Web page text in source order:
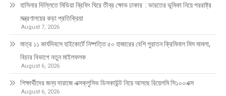
হাসিনার দিল্লিতে মিডিয়া ব্রিফিং ঘিরে তীব্র ক্ষোভ ঢাকার : ভারতের ভূমিকা নিয়ে পররাষ্ট্র
মন্ত্রণালয়ের কড়া প্রতিক্রিয়া
August 7, 2026
মাত্র ১১ কার্যদিবসে হাইকোর্টে নিষ্পত্তি ৫০ হাজারের বেশি পুরাতন ক্রিমিনাল মিস মামলা,
বিচার বিভাগে নতুন মাইলফলক
August 6, 2026
শিক্ষার্থীদের জন্য দারাজে এক্সক্লুসিভ ডিসকাউন্ট নিয়ে আসছে রিয়েলমি সি১০০এক্স
August 6, 2026